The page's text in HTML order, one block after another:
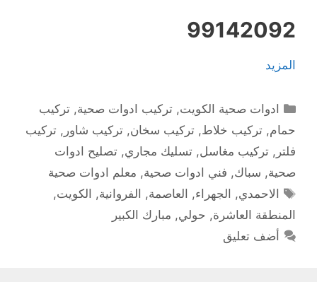
99142092
المزيد
التصنيفات
ادوات صحية الكويت,تركيب ادوات صحية,تركيب
حمام, تركيب خلاط, تركيب سخان, تركيب شاور , تركيب
فلتر , تركيب مغاسل, تسليك مجاري, تصليح ادوات
صحية, سباك, فني ادوات صحية, معلم ادوات صحية
الوسوم
الاحمدي, الجهراء, العاصمة, الفروانية, الكويت,
المنطقة العاشرة, حولي, مبارك الكبير
أضف تعليق